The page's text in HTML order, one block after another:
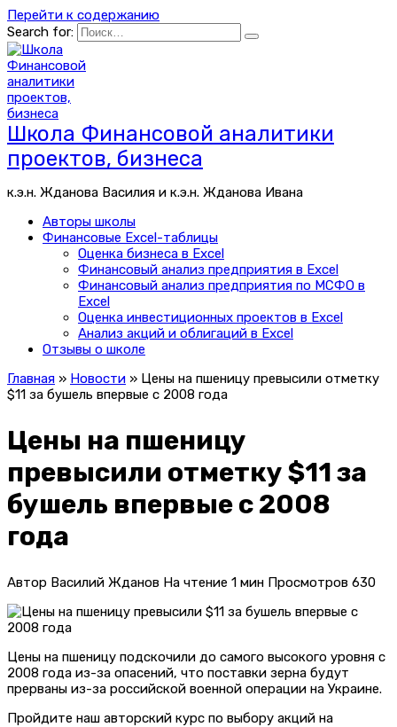
Перейти к содержанию
Search for:
Школа Финансовой аналитики
проектов, бизнеса
к.э.н. Жданова Василия и к.э.н. Жданова Ивана
Авторы школы
Финансовые Excel-таблицы
Оценка бизнеса в Excel
Финансовый анализ предприятия в Excel
Финансовый анализ предприятия по МСФО в
Excel
Оценка инвестиционных проектов в Excel
Анализ акций и облигаций в Excel
Отзывы о школе
Главная » Новости » Цены на пшеницу превысили отметку
$11 за бушель впервые с 2008 года
Цены на пшеницу
превысили отметку $11 за
бушель впервые с 2008
года
Автор Василий Жданов На чтение 1 мин Просмотров 630
Цены на пшеницу подскочили до самого высокого уровня с
2008 года из-за опасений, что поставки зерна будут
прерваны из-за российской военной операции на Украине.
Пройдите наш авторский курс по выбору акций на